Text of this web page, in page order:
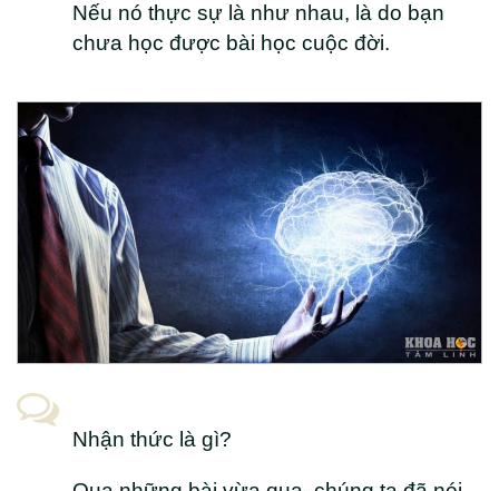
Nếu nó thực sự là như nhau, là do bạn
chưa học được bài học cuộc đời.
Nhận thức là gì?